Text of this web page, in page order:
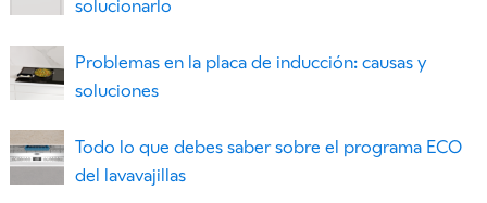
solucionarlo
Problemas en la placa de inducción: causas y
soluciones
Todo lo que debes saber sobre el programa ECO
del lavavajillas